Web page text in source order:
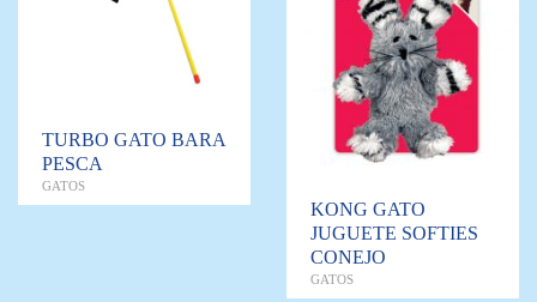
TURBO GATO BARA
PESCA
GATOS
KONG GATO
JUGUETE SOFTIES
CONEJO
GATOS